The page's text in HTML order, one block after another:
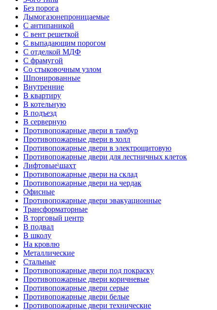
Без порога
Дымогазонепроницаемые
С антипаникой
С вент решеткой
С выпадающим порогом
С отделкой МДФ
С фрамугой
Со стыковочным узлом
Шпонированные
Внутренние
В квартиру
В котельную
В подъезд
В серверную
Противопожарные двери в тамбур
Противопожарные двери в холл
Противопожарные двери в электрощитовую
Противопожарные двери для лестничных клеток
Лифтовые\шахт
Противопожарные двери на склад
Противопожарные двери на чердак
Офисные
Противопожарные двери эвакуационные
Трансформаторные
В торговый центр
В подвал
В школу
На кровлю
Металлические
Стальные
Противопожарные двери под покраску
Противопожарные двери коричневые
Противопожарные двери серые
Противопожарные двери белые
Противопожарные двери технические